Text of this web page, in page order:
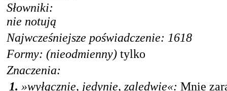
Słowniki:
nie notują
Najwcześniejsze poświadczenie: 1618
Formy: (nieodmienny) tylko
Znaczenia:
1. »wyłącznie, jedynie, zaledwie«: Mnie